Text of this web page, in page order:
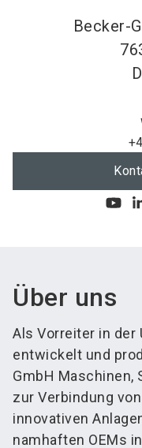
Becker-
Über uns
Als Vorreiter in der
entwickelt und
GmbH Maschinen,
zur Verbindung
innovativen
namhaften OEMs